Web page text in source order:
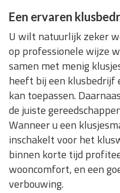
Een ervaren
U wilt natuurlijk zeker
op professionele wijze
samen met menig
heeft bij een klusbedrijf
kan toepassen.
de juiste
Wanneer u een
inschakelt voor het
binnen korte tijd
wooncomfort, en een
verbouwing.